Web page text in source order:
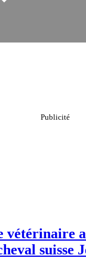
vétérinaire
suisse